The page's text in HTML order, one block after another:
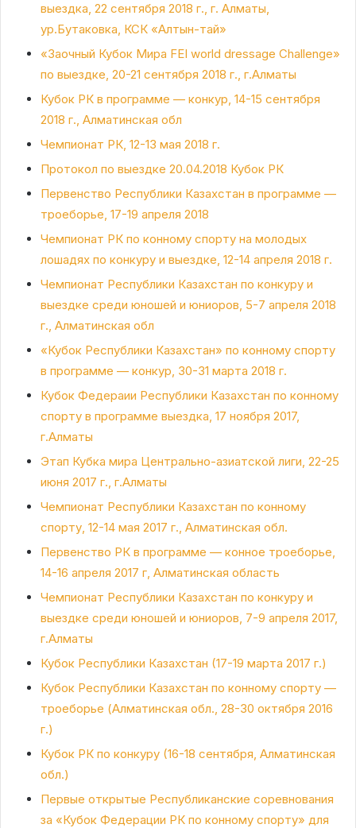
выездка, 22 сентября 2018 г., г. Алматы,
ур.Бутаковка, КСК «Алтын-тай»
«Заочный Кубок Мира FEI world dressage Challenge»
по выездке, 20-21 сентября 2018 г., г.Алматы
Кубок РК в программе — конкур, 14-15 сентября
2018 г., Алматинская обл
Чемпионат РК, 12-13 мая 2018 г.
Протокол по выездке 20.04.2018 Кубок РК
Первенство Республики Казахстан в программе —
троеборье, 17-19 апреля 2018
Чемпионат РК по конному спорту на молодых
лошадях по конкуру и выездке, 12-14 апреля 2018 г.
Чемпионат Республики Казахстан по конкуру и
выездке среди юношей и юниоров, 5-7 апреля 2018
г., Алматинская обл
«Кубок Республики Казахстан» по конному спорту
в программе — конкур, 30-31 марта 2018 г.
Кубок Федераии Республики Казахстан по конному
спорту в программе выездка, 17 ноября 2017,
г.Алматы
Этап Кубка мира Центрально-азиатской лиги, 22-25
июня 2017 г., г.Алматы
Чемпионат Республики Казахстан по конному
спорту, 12-14 мая 2017 г., Алматинская обл.
Первенство РК в программе — конное троеборье,
14-16 апреля 2017 г, Алматинская область
Чемпионат Республики Казахстан по конкуру и
выездке среди юношей и юниоров, 7-9 апреля 2017,
г.Алматы
Кубок Республики Казахстан (17-19 марта 2017 г.)
Кубок Республики Казахстан по конному спорту —
троеборье (Алматинская обл., 28-30 октября 2016
г.)
Кубок РК по конкуру (16-18 сентября, Алматинская
обл.)
Первые открытые Республиканские соревнования
за «Кубок Федерации РК по конному спорту» для